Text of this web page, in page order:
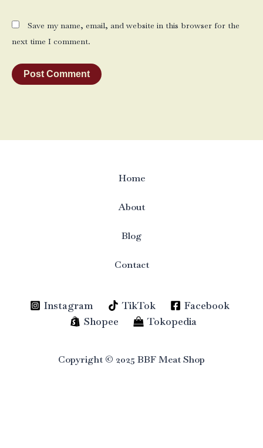
Save my name, email, and website in this browser for the
next time I comment.
Home
About
Blog
Contact
Instagram TikTok
Facebook
Shopee
Tokopedia
Copyright © 2025 BBF Meat Shop